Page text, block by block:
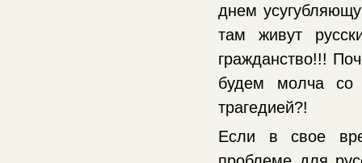
днем
там живут
гражданство!!!
будем молча со
трагедией?!
Если в свое